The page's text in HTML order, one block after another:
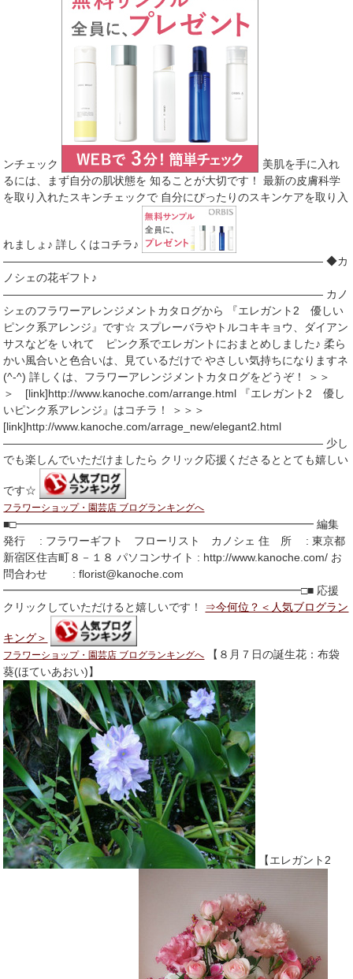
ンチェック
美肌を手に入れ
るには、まず自分の肌状態を 知ることが大切です！ 最新の皮膚科学
を取り入れたスキンチェックで 自分にぴったりのスキンケアを取り入
れましょ♪ 詳しくはコチラ♪
――――――――――――――――――――――――――――― ◆カ
ノシェの花ギフト♪
――――――――――――――――――――――――――――― カノ
シェのフラワーアレンジメントカタログから 『エレガント2 優しい
ピンク系アレンジ』です☆ スプレーバラやトルコキキョウ、ダイアン
サスなどを いれて ピンク系でエレガントにおまとめしました♪ 柔ら
かい風合いと色合いは、見ているだけで やさしい気持ちになりますネ
(^-^) 詳しくは、フラワーアレンジメントカタログをどうぞ！ ＞＞
＞ [link]http://www.kanoche.com/arrange.html 『エレガント2 優し
いピンク系アレンジ』はコチラ！ ＞＞＞
[link]http://www.kanoche.com/arrage_new/elegant2.html
――――――――――――――――――――――――――――― 少し
でも楽しんでいただけましたら クリック応援くださるととても嬉しい
です☆
フラワーショップ・園芸店 ブログランキングへ
■□━━━━━━━━━━━━━━━━━━━━━━━━━━━ 編集
発行 : フラワーギフト フローリスト カノシェ 住 所 : 東京都
新宿区住吉町８－１８ パソコンサイト : http://www.kanoche.com/ お
問合わせ : florist@kanoche.com
━━━━━━━━━━━━━━━━━━━━━━━━━━━□■ 応援
クリックしていただけると嬉しいです！ ⇒今何位？＜人気ブログラン
キング＞
フラワーショップ・園芸店 ブログランキングへ
【８月７日の誕生花：布袋
葵(ほていあおい)】
【エレガント2